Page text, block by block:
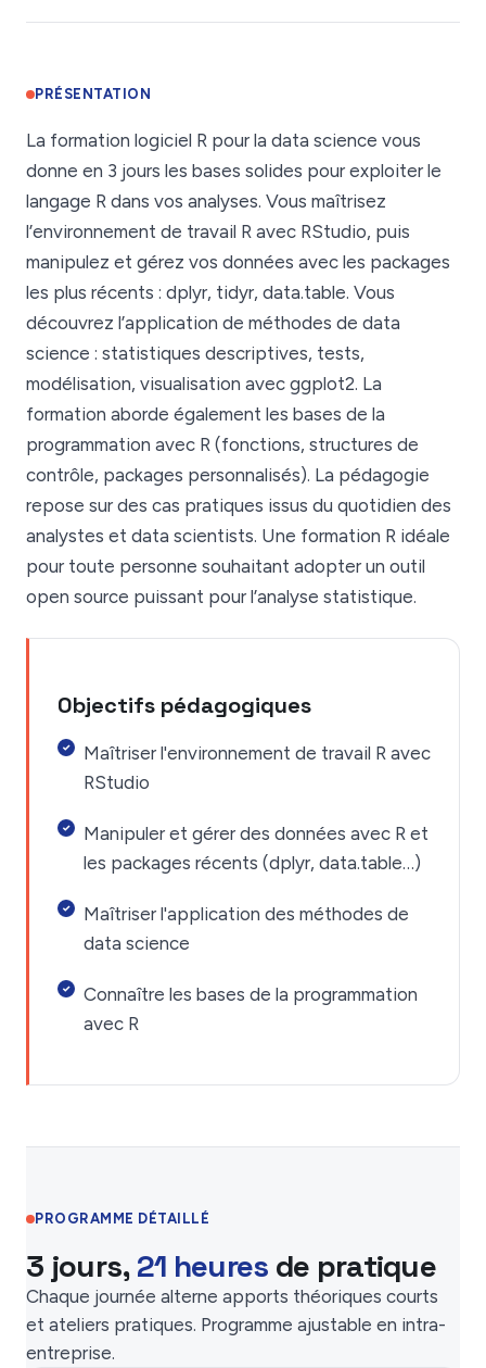
PRÉSENTATION
La formation logiciel R pour la data science vous
donne en 3 jours les bases solides pour exploiter le
langage R dans vos analyses. Vous maîtrisez
l’environnement de travail R avec RStudio, puis
manipulez et gérez vos données avec les packages
les plus récents : dplyr, tidyr, data.table. Vous
découvrez l’application de méthodes de data
science : statistiques descriptives, tests,
modélisation, visualisation avec ggplot2. La
formation aborde également les bases de la
programmation avec R (fonctions, structures de
contrôle, packages personnalisés). La pédagogie
repose sur des cas pratiques issus du quotidien des
analystes et data scientists. Une formation R idéale
pour toute personne souhaitant adopter un outil
open source puissant pour l’analyse statistique.
Objectifs pédagogiques
Maîtriser l'environnement de travail R avec
RStudio
Manipuler et gérer des données avec R et
les packages récents (dplyr, data.table…)
Maîtriser l'application des méthodes de
data science
Connaître les bases de la programmation
avec R
PROGRAMME DÉTAILLÉ
3 jours,21 heures de pratique
Chaque journée alterne apports théoriques courts
et ateliers pratiques. Programme ajustable en intra-
entreprise.